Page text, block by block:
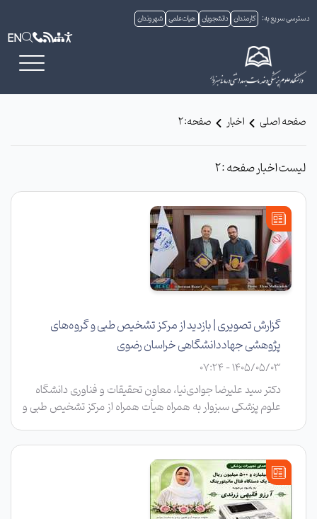
دسترسی سریع به: کارمندان دانشجویان هیات علمی شهروندان
EN
صفحه اصلی اخبار صفحه:2
لیست اخبار صفحه :2
گزارش تصویری | بازدید از مرکز تشخیص طبی و گروه‌های
پژوهشی جهاددانشگاهی خراسان رضوی
1405/05/03 - 07:24
دکتر سید علیرضا جوادی‌نیا، معاون تحقیقات و فناوری دانشگاه
علوم پزشکی سبزوار به همراه هیأت همراه از مرکز تشخیص طبی و
خراسان رضوی بازدید کرد.